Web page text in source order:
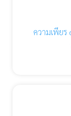
ความเพีย